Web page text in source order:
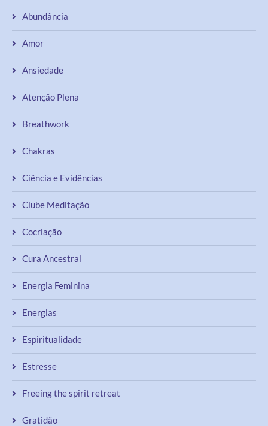
Abundância
Amor
Ansiedade
Atenção Plena
Breathwork
Chakras
Ciência e Evidências
Clube Meditação
Cocriação
Cura Ancestral
Energia Feminina
Energias
Espiritualidade
Estresse
Freeing the spirit retreat
Gratidão